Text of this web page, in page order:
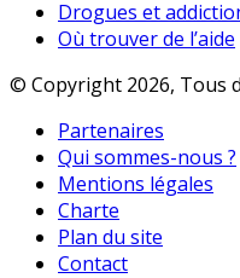
Drogues et
Où trouver de l’aide
© Copyright 2026, Tous
Partenaires
Qui sommes-nous ?
Mentions légales
Charte
Plan du site
Contact